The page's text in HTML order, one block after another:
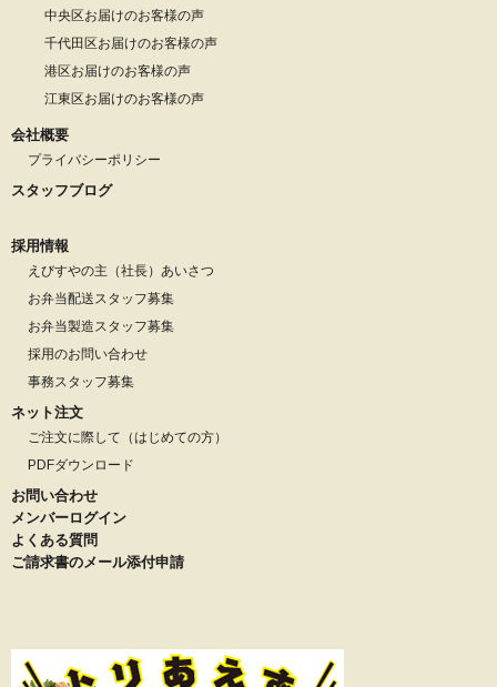
中央区お届けのお客様の声
千代田区お届けのお客様の声
港区お届けのお客様の声
江東区お届けのお客様の声
会社概要
プライバシーポリシー
スタッフブログ
採用情報
えびすやの主（社長）あいさつ
お弁当配送スタッフ募集
お弁当製造スタッフ募集
採用のお問い合わせ
事務スタッフ募集
ネット注文
ご注文に際して（はじめての方）
PDFダウンロード
お問い合わせ
メンバーログイン
よくある質問
ご請求書のメール添付申請